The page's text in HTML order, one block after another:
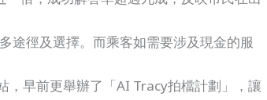
途徑及選擇。而乘客如需要涉及現金的服
，早前更舉辦了「AI Tracy拍檔計劃」，讓